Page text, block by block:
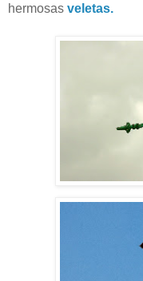
hermosas veletas.